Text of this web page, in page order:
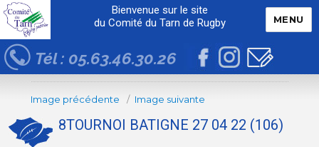
Bienvenue sur le site
du Comité du Tarn de Rugby
Tél : 05.63.46.30.26
MENU
Image précédente Image suivante
8TOURNOI BATIGNE 27 04 22 (106)